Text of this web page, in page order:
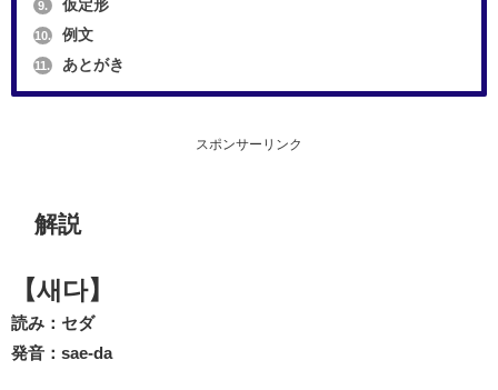
9. 仮定形
10. 例文
11. あとがき
スポンサーリンク
解説
【새다】
読み：セダ
発音：sae-da